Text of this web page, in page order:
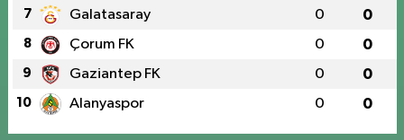
7 Galatasaray 0 0
8 Çorum FK 0 0
9 Gaziantep FK 0 0
10 Alanyaspor 0 0